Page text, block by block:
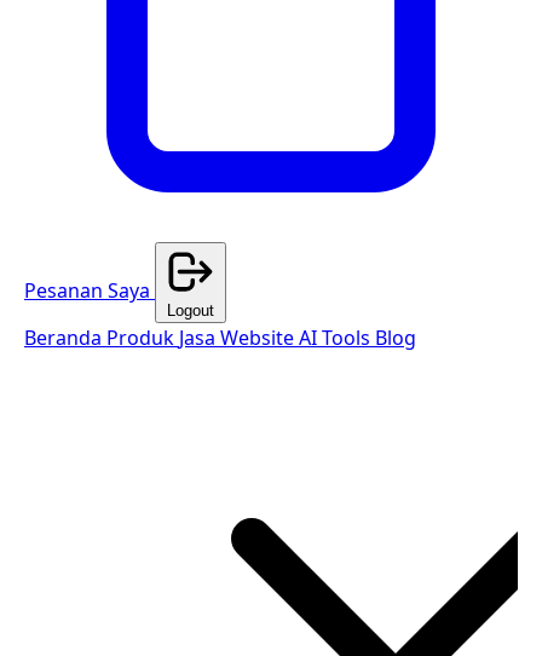
Pesanan Saya
Logout
Beranda Produk Jasa WebsiteAI Tools Blog